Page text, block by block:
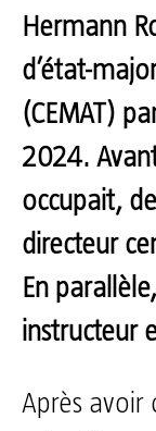
Hermann
d’état-
(CEMAT)
2024.
occupait,
directeur
En
instructeur
Après avoir